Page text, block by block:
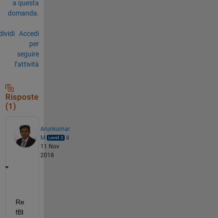
a questa
domanda.
Accedi
per
seguire
l’attività
Risposte
(1)
Arunkumar
M
il
11 Nov
2018
Re
fBl